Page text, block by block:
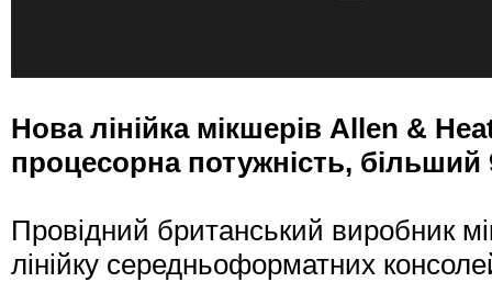
Нова лінійка мікшерів Allen &
процесорна потужність,
Провідний британський виробник
лінійку середньоформатних